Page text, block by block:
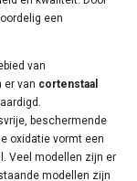
een
van
er van cortenstaal
beschermende
oxidatie vormt een
Veel modellen zijn er
modellen zijn